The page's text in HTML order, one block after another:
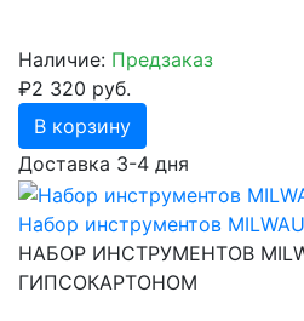
Наличие: Предзаказ
₽2 320 руб.
В корзину
Доставка 3-4 дня
Набор инструментов
НАБОР ИНСТРУМЕНТОВ
ГИПСОКАРТОНОМ